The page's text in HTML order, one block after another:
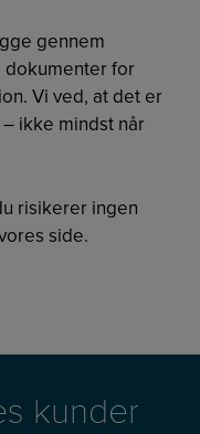
gennem
for
Vi ved, at det er
ikke mindst når
risikerer ingen
side.
kunder